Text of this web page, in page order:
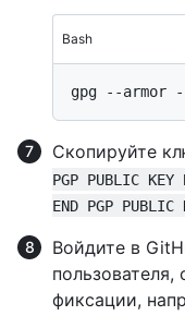
Bash
gpg --armor
Скопируйте
PGP PUBLIC
END PGP
Войдите в
фиксации,